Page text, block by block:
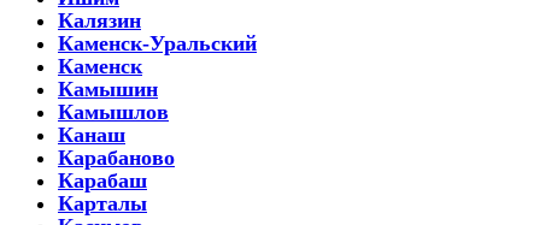
Калязин
Каменск-Уральский
Каменск
Камышин
Камышлов
Канаш
Карабаново
Карабаш
Карталы